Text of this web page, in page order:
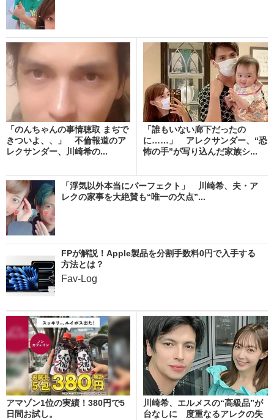
「のんちゃんの事情聴取 まぢで
きついよ、、」 不倫報道のア
レクサンダー、川崎希の...
「誰もいない廊下だったの
に……」 アレクサンダー、“恐
怖の手”が写り込んだ家族シ...
「浮気以外本当にパーフェクト」 川崎希、夫・ア
レクの家事を大絶賛も“唯一の欠点”...
FPが解説！Apple製品を分割手数料0円で入手する
方法とは？
Fav-Log
アマゾン1位の実績！380円で5
日間お試し。
川崎希、エルメスの“高級品”が
台なしに 度重なるアレクの失